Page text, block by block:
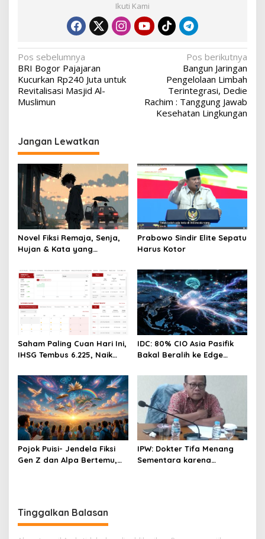
Ikuti Kami
Navigasi
pos
Pos sebelumnya
BRI Bogor Pajajaran
Kucurkan Rp240 Juta untuk
Revitalisasi Masjid Al-
Muslimun
Pos berikutnya
Bangun Jaringan
Pengelolaan Limbah
Terintegrasi, Dedie
Rachim : Tanggung Jawab
Kesehatan Lingkungan
Jangan Lewatkan
Novel Fiksi Remaja, Senja,
Hujan & Kata yang
Prabowo Sindir Elite Sepatu
Harus Kotor
Saham Paling Cuan Hari Ini,
IHSG Tembus 6.225, Naik
Melonjak 3%, Saham DEWA
Pimpin Transaksi Rp300
Miliar
IDC: 80% CIO Asia Pasifik
Bakal Beralih ke Edge
pada 2027
Pojok Puisi- Jendela Fiksi
Gen Z dan Alpa Bertemu,
IPW: Dokter Tifa Menang
Sementara karena
Tinggalkan Balasan